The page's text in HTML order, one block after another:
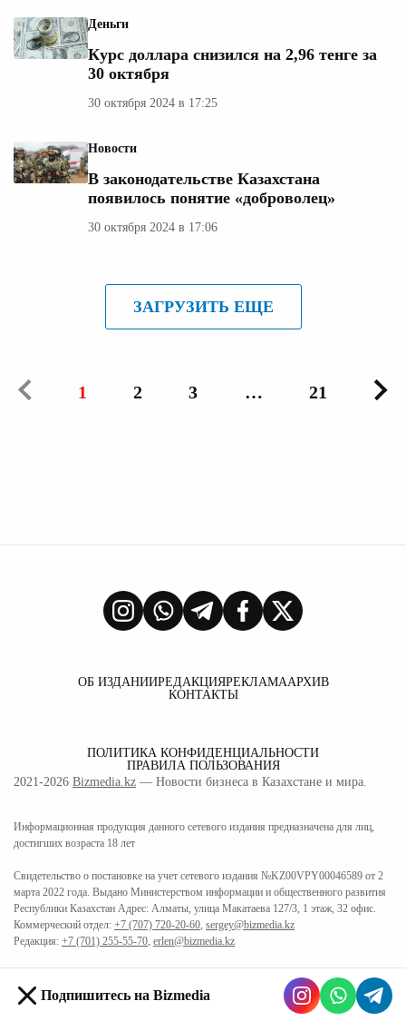
Деньги
Курс доллара снизился на 2,96 тенге за
30 октября
30 октября 2024 в 17:25
Новости
В законодательстве Казахстана
появилось понятие «доброволец»
30 октября 2024 в 17:06
ЗАГРУЗИТЬ ЕЩЕ
1 2 3 … 21
ОБ ИЗДАНИИРЕДАКЦИЯРЕКЛАМААРХИВ
КОНТАКТЫ
ПОЛИТИКА КОНФИДЕНЦИАЛЬНОСТИ
ПРАВИЛА ПОЛЬЗОВАНИЯ
2021-2026 Bizmedia.kz — Новости бизнеса в Казахстане и мира.
Информационная продукция данного сетевого издания предназначена для лиц,
достигших возраста 18 лет
Свидетельство о постановке на учет сетевого издания №KZ00VPY00046589 от 2
марта 2022 года. Выдано Министерством информации и общественного развития
Республики Казахстан Адрес: Алматы, улица Макатаева 127/3, 1 этаж, 32 офис.
Коммерческий отдел: +7 (707) 720-20-60, sergey@bizmedia.kz
Редакция: +7 (701) 255-55-70, erlen@bizmedia.kz
Подпишитесь на Bizmedia